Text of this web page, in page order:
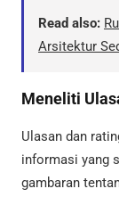
Read also:
Arsitektur
Meneliti
Ulasan dan
informasi yang
gambaran